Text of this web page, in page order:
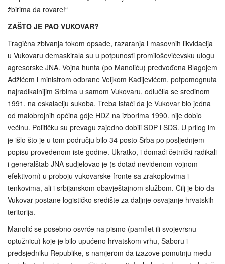
žbirima da rovare!“
ZAŠTO JE PAO VUKOVAR?
Tragična zbivanja tokom opsade, razaranja i masovnih likvidacija
u Vukovaru demaskirala su u potpunosti promiloševićevsku ulogu
agresorske JNA. Vojna hunta (po Manoliću) predvođena Blagojem
Adžićem i ministrom odbrane Veljkom Kadijevićem, potpomognuta
najradikalnijim Srbima u samom Vukovaru, odlučila se sredinom
1991. na eskalaciju sukoba. Treba istaći da je Vukovar bio jedna
od malobrojnih općina gdje HDZ na izborima 1990. nije dobio
većinu. Političku su prevagu zajedno dobili SDP i SDS. U prilog im
je išlo što je u tom području bilo 34 posto Srba po posljednjem
popisu provedenom iste godine. Ukratko, i domaći četnički radikali
i generalštab JNA sudjelovao je (s dotad neviđenom vojnom
efektivom) u proboju vukovarske fronte sa zrakoplovima i
tenkovima, ali i srbijanskom obavještajnom službom. Cilj je bio da
Vukovar postane logističko središte za daljnje osvajanje hrvatskih
teritorija.
Manolić se posebno osvrće na pismo (pamflet ili svojevrsnu
optužnicu) koje je bilo upućeno hrvatskom vrhu, Saboru i
predsjedniku Republike, s namjerom da izazove pomutnju među